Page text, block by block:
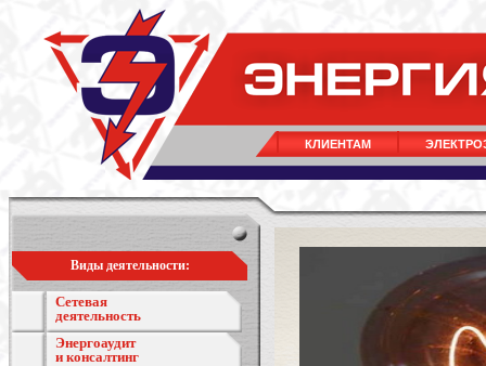
КЛИЕНТАМ
Виды деятельности:
Сетевая
деятельность
Энергоаудит
и консалтинг